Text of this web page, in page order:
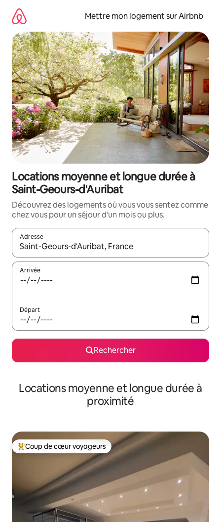
directement
contenu
Mettre mon logement sur Airbnb
Locations moyenne et longue durée à
Saint-Geours-d'Auribat
Découvrez des logements où vous vous sentez comme
chez vous pour un séjour d'un mois ou plus.
Adresse
Lorsque les résultats s'affichent, utilisez les flèches vers le
Arrivée
Départ
Rechercher
Locations moyenne et longue durée à
proximité
Coups de cœur voyageurs les plus appréciés
Coup de cœur voyageurs